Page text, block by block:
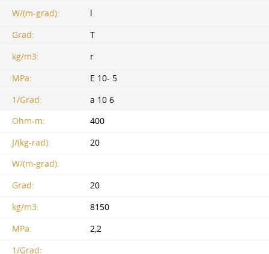
W/(m-grad):
l
Grad:
T
kg/m3:
r
MPa:
E 10- 5
1/Grad:
a 10 6
Ohm-m:
400
J/(kg-rad):
20
W/(m-grad):
Grad:
20
kg/m3:
8150
MPa:
2,2
1/Grad: